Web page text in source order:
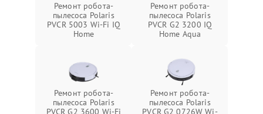
Ремонт робота-
пылесоса Polaris
PVCR 5003 Wi-Fi IQ
Home
Ремонт робота-
пылесоса Polaris
PVCR G2 3200 IQ
Home Aqua
Ремонт робота-
пылесоса Polaris
PVCR G2 3600 Wi-Fi
Ремонт робота-
пылесоса Polaris
PVCR G2 0726W Wi-